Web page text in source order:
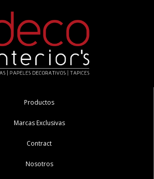
Productos
Marcas Exclusivas
Contract
Nosotros